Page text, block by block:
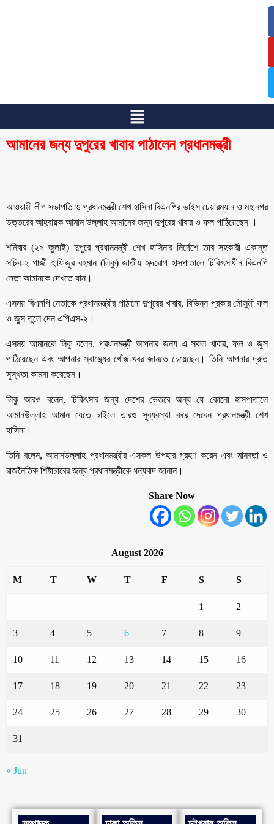
আমানের জন্য দুপুরের খাবার পাঠালেন প্রধানমন্ত্রী
আওয়ামী লীগ সভাপতি ও প্রধানমন্ত্রী শেখ হাসিনা বিএনপির ভাইস চেয়ারম্যান ও মহানগর
উত্তরের আহ্বায়ক আমান উল্লাহ আমানের জন্য দুপুরের খাবার ও ফল পাঠিয়েছেন ।
শনিবার (২৯ জুলাই) দুপুরে প্রধানমন্ত্রী শেখ হাসিনার নির্দেশে তার সহকারী একান্ত
সচিব-২ গাজী হাফিজুর রহমান (লিকু) জাতীয় হৃদরোগ হাসপাতালে চিকিৎসাধীন বিএনপি
নেতা আমানকে দেখতে যান।
এসময় বিএনপি নেতাকে প্রধানমন্ত্রীর পাঠানো দুপুরের খাবার, বিভিন্ন প্রকার মৌসুমী ফল
ও জুস তুলে দেন এপিএস-২।
এসময় আমানকে লিকু বলেন, প্রধানমন্ত্রী আপনার জন্য এ সকল খাবার, ফল ও জুস
পাঠিয়েছেন এবং আপনার স্বাস্থ্যের খোঁজ-খবর জানতে চেয়েছেন। তিনি আপনার দ্রুত
সুস্থতা কামনা করেছেন।
লিকু আরও বলেন, চিকিৎসার জন্য দেশের ভেতরে অন্য যে কোনো হাসপাতালে
আমানউল্লাহ আমান যেতে চাইলে তারও সুব্যবস্থা করে দেবেন প্রধানমন্ত্রী শেখ
হাসিনা।
তিনি বলেন, আমানউল্লাহ প্রধানমন্ত্রীর এসকল উপহার গ্রহণ করেন এবং মানবতা ও
রাজনৈতিক শিষ্টাচারের জন্য প্রধানমন্ত্রীকে ধন্যবাদ জানান।
Share Now
August 2026
M T W T F S S
1 2
3 4 5 6 7 8 9
10 11 12 13 14 15 16
17 18 19 20 21 22 23
24 25 26 27 28 29 30
31
« Jun